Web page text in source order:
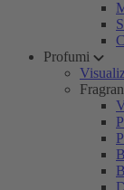
Profumi